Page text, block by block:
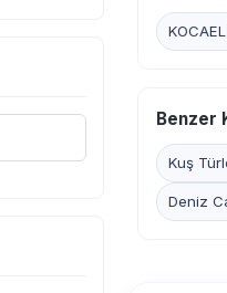
Benzer
Kuş
Deniz